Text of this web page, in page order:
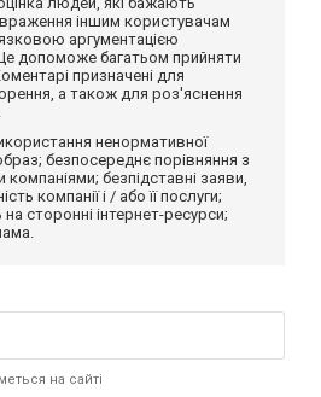
іншим користувачам
аргументацією
допоможе багатьом прийняти
призначені для
а також для роз'яснення
ненормативної
безпосереднє порівняння з
безпідставні заяви,
компанії і / або її послуги;
сторонні інтернет-ресурси;
на сайті